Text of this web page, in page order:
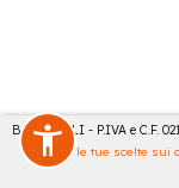
BARTESELLI - P.IVA e C.F.
Rivedi le tue scelte sui